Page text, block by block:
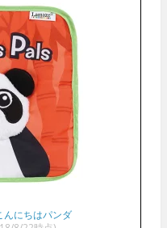
にちはパンダ